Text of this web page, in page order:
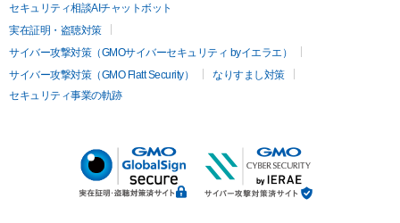
セキュリティ相談AIチャットボット
実在証明・盗聴対策
サイバー攻撃対策（GMOサイバーセキュリティ byイエラエ）
サイバー攻撃対策（GMO Flatt Security）
なりすまし対策
セキュリティ事業の軌跡